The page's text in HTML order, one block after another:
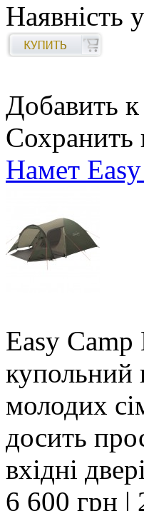
Наявність
Добавить
Сохранить
Намет
Easy
купольний
молодих
досить
вхідні
6 600 грн |